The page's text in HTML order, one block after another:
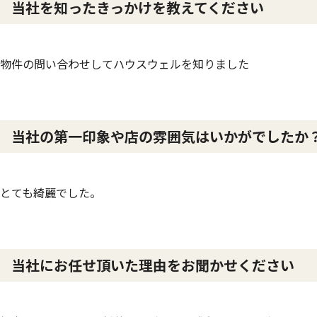
当社を知ったきっかけを教えてください
物件の問い合わせしてハウスウェルを知りました
当社の第一印象や店の雰囲気はいかがでしたか
とても綺麗でした。
当社にお任せ頂いた理由をお聞かせください